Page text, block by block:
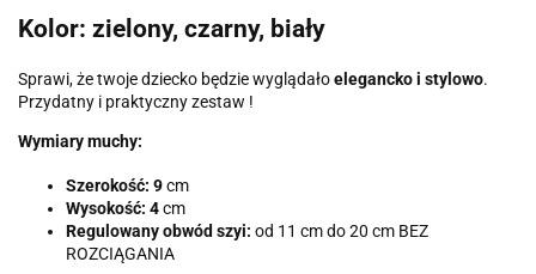
Kolor: zielony, czarny, biały
Sprawi, że twoje dziecko będzie wyglądałoelegancko i stylowo.
Przydatny i praktyczny zestaw !
Wymiary muchy:
Szerokość: 9cm
Wysokość: 4cm
Regulowany obwód szyi: od 11 cm do 20 cm BEZ
ROZCIĄGANIA